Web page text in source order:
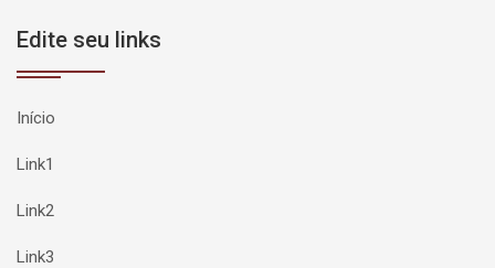
Edite seu links
Início
Link1
Link2
Link3